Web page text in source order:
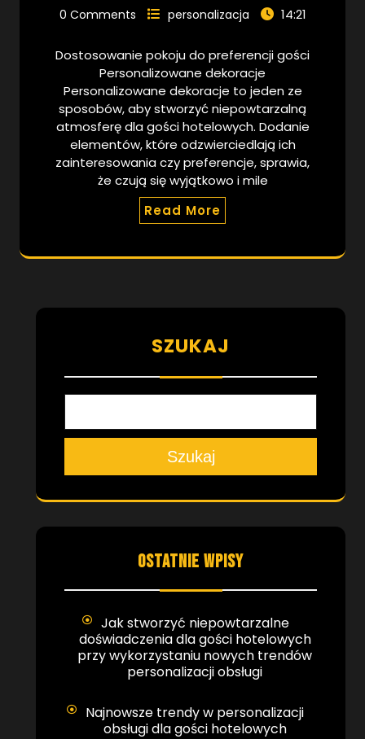
0 Comments
personalizacja 14:21
Dostosowanie pokoju do preferencji gości
Personalizowane dekoracje
Personalizowane dekoracje to jeden ze
sposobów, aby stworzyć niepowtarzalną
atmosferę dla gości hotelowych. Dodanie
elementów, które odzwierciedlają ich
zainteresowania czy preferencje, sprawia,
że czują się wyjątkowo i mile
Read More
SZUKAJ
Szukaj
OSTATNIE WPISY
Jak stworzyć niepowtarzalne
doświadczenia dla gości hotelowych
przy wykorzystaniu nowych trendów
personalizacji obsługi
Najnowsze trendy w personalizacji
obsługi dla gości hotelowych